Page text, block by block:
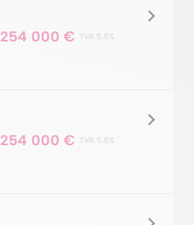
254 000 € TVA 5,5%
254 000 € TVA 5,5%